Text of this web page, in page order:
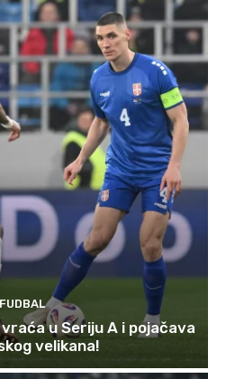
FUDBAL
u Seriju A i pojačava
velikana!